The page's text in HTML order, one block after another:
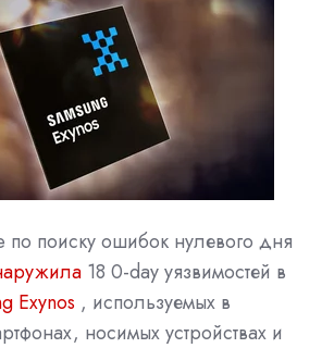
по поиску ошибок нулевого дня
18 0-day уязвимостей в
Exynos , используемых в
носимых устройствах и